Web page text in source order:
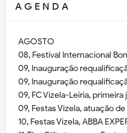
A G E N D A
AGOSTO
08, Festival Internacional
09, Inauguração
09, Inauguração
09, FC Vizela-Leiria,
09, Festas Vizela, atuação
10, Festas Vizela, ABBA